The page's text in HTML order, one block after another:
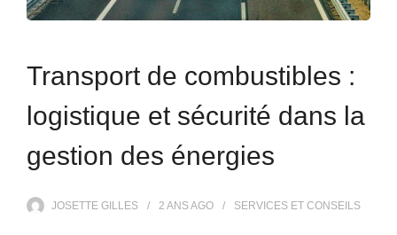
Transport de combustibles :
logistique et sécurité dans la
gestion des énergies
JOSETTE GILLES 2 ANSAGO SERVICES ET CONSEILS